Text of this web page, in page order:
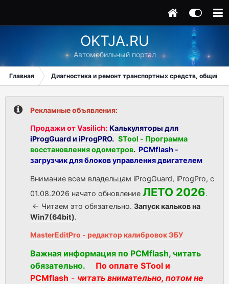
OKTJA.RU
Автомобильный портал
Главная Диагностика и ремонт транспортных средств, общий
Рекламные объявления:
Продажи от Vasilich: Калькуляторы для
iProgGuard и iProgPRO. STool - Программа
восстановления одометров. PCMflash -
загрузчик для блоков управления двигателем
Внимание всем владельцам iProgGuard, iProgPro, с
01.08.2026 начато обновление ЛЕТО 2026.
<- Читаем это обязательно. Запуск кальков на
Win7(64bit).
MasterEditPro - редактор калибровок ЭБУ
Важная информация по PCMflash, читать
обязательно.
По оплате STool и
PCMflash - читать внимательно, потом не